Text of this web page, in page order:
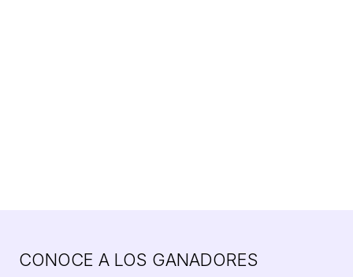
CONOCE A LOS GANADORES